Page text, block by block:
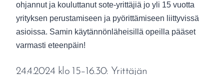
ohjannut ja kouluttanut sote-yrittäjiä jo yli 15 vuotta
yrityksen perustamiseen ja pyörittämiseen liittyvissä
asioissa. Samin käytännönläheisillä opeilla pääset
varmasti eteenpäin!
24.4.2024 klo 15–16.30: Yrittäjän